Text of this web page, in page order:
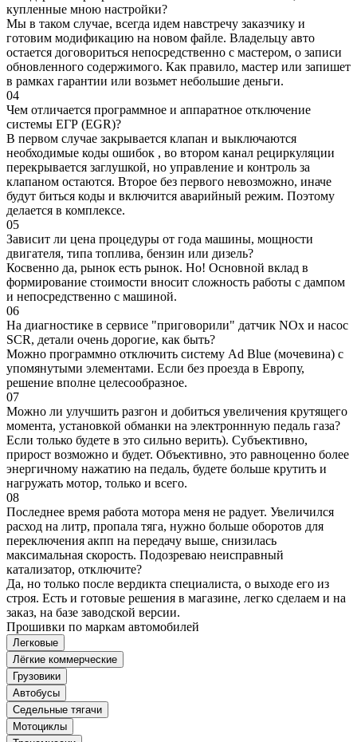
купленные мною настройки?
Мы в таком случае, всегда идем навстречу заказчику и
готовим модификацию на новом файле. Владельцу авто
остается договориться непосредственно с мастером, о записи
обновленного содержимого. Как правило, мастер или запишет
в рамках гарантии или возьмет небольшие деньги.
04
Чем отличается программное и аппаратное отключение
системы ЕГР (EGR)?
В первом случае закрывается клапан и выключаются
необходимые коды ошибок , во втором канал рециркуляции
перекрывается заглушкой, но управление и контроль за
клапаном остаются. Второе без первого невозможно, иначе
будут биться коды и включится аварийный режим. Поэтому
делается в комплексе.
05
Зависит ли цена процедуры от года машины, мощности
двигателя, типа топлива, бензин или дизель?
Косвенно да, рынок есть рынок. Но! Основной вклад в
формирование стоимости вносит сложность работы с дампом
и непосредственно с машиной.
06
На диагностике в сервисе "приговорили" датчик NOx и насос
SCR, детали очень дорогие, как быть?
Можно программно отключить систему Ad Blue (мочевина) с
упомянутыми элементами. Если без проезда в Европу,
решение вполне целесообразное.
07
Можно ли улучшить разгон и добиться увеличения крутящего
момента, установкой обманки на электроннную педаль газа?
Если только будете в это сильно верить). Субъективно,
прирост возможно и будет. Объективно, это равноценно более
энергичному нажатию на педаль, будете больше крутить и
нагружать мотор, только и всего.
08
Последнее время работа мотора меня не радует. Увеличился
расход на литр, пропала тяга, нужно больше оборотов для
переключения акпп на передачу выше, снизилась
максимальная скорость. Подозреваю неисправный
катализатор, отключите?
Да, но только после вердикта специалиста, о выходе его из
строя. Есть и готовые решения в магазине, легко сделаем и на
заказ, на базе заводской версии.
Прошивки по маркам автомобилей
Легковые
Лёгкие коммерческие
Грузовики
Автобусы
Седельные тягачи
Мотоциклы